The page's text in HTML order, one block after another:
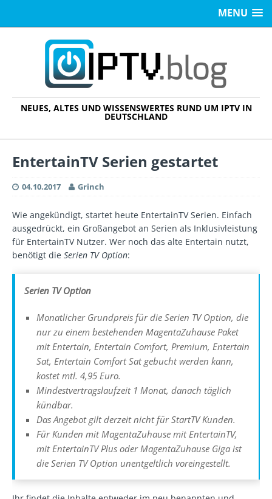
MENU
NEUES, ALTES UND WISSENSWERTES RUND UM IPTV IN
DEUTSCHLAND
EntertainTV Serien gestartet
04.10.2017 Grinch
Wie angekündigt, startet heute EntertainTV Serien. Einfach
ausgedrückt, ein Großangebot an Serien als Inklusivleistung
für EntertainTV Nutzer. Wer noch das alte Entertain nutzt,
benötigt die Serien TV Option:
Serien TV Option
Monatlicher Grundpreis für die Serien TV Option, die
nur zu einem bestehenden MagentaZuhause Paket
mit Entertain, Entertain Comfort, Premium, Entertain
Sat, Entertain Comfort Sat gebucht werden kann,
kostet mtl. 4,95 Euro.
Mindestvertragslaufzeit 1 Monat, danach täglich
kündbar.
Das Angebot gilt derzeit nicht für StartTV Kunden.
Für Kunden mit MagentaZuhause mit EntertainTV,
mit EntertainTV Plus oder MagentaZuhause Giga ist
die Serien TV Option unentgeltlich voreingestellt.